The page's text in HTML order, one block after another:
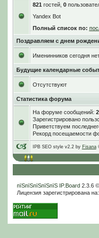
821 гостей, 0
Yandex Bot
Полный список по:
Поздравляем с днем
Именинников сегодня
Будущие календарные
Отсутствуют
Статистика форума
На форуме сообщений:
Зарегистрировано
Приветствуем
Рекорд посещаемости
IPB SEO style v2.2 by Fisana
пїЅпїЅпїЅпїЅпїЅ IP.Board2.3.6
Лицензия зарегистрирована